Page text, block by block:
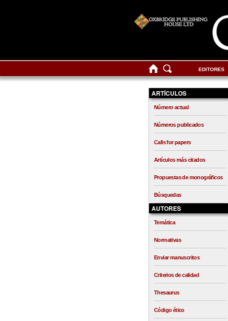
EDITORES
ARTÍCULOS
Número actual
Números publicados
Calls for papers
Artículos más citados
Propuestas de monográficos
Búsquedas
AUTORES
Temática
Normativas
Enviar manuscritos
Criterios de calidad
Thesaurus
Código ético